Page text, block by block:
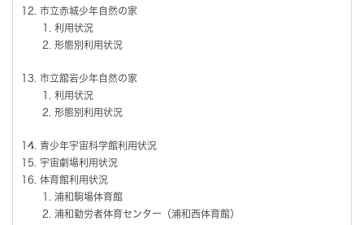
市立赤城少年自然の家
利用状況
形態別利用状況
市立舘岩少年自然の家
利用状況
形態別利用状況
青少年宇宙科学館利用状況
宇宙劇場利用状況
体育館利用状況
浦和駒場体育館
浦和勤労者体育センター（浦和西体育館）